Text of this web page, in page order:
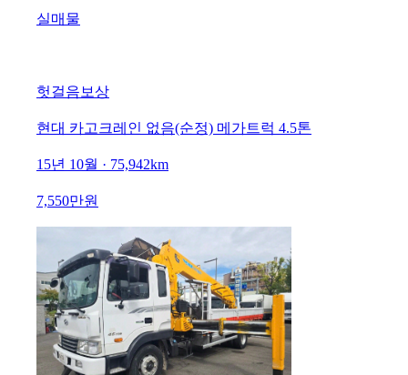
실매물
헛걸음보상
현대 카고크레인 없음(순정) 메가트럭 4.5톤
15년 10월 · 75,942km
7,550만원